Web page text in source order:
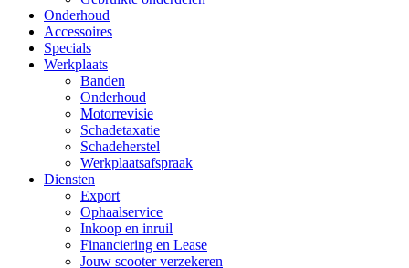
Onderhoud
Accessoires
Specials
Werkplaats
Banden
Onderhoud
Motorrevisie
Schadetaxatie
Schadeherstel
Werkplaatsafspraak
Diensten
Export
Ophaalservice
Inkoop en inruil
Financiering en Lease
Jouw scooter verzekeren